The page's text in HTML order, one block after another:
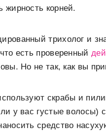
жирность корней.
трихолог и
есть проверенный
Но не так, как вы
скрабы и
у вас густые волосы)
средство